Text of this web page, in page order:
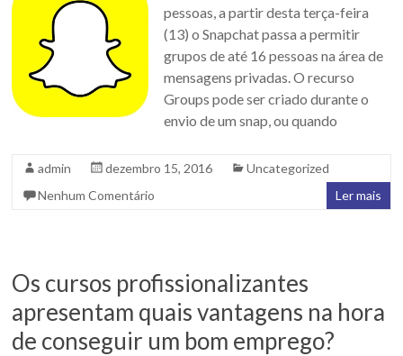
pessoas, a partir desta terça-feira
(13) o Snapchat passa a permitir
grupos de até 16 pessoas na área de
mensagens privadas. O recurso
Groups pode ser criado durante o
envio de um snap, ou quando
admin dezembro 15, 2016
Uncategorized
Nenhum Comentário
Ler mais
Os cursos profissionalizantes
apresentam quais vantagens na hora
de conseguir um bom emprego?